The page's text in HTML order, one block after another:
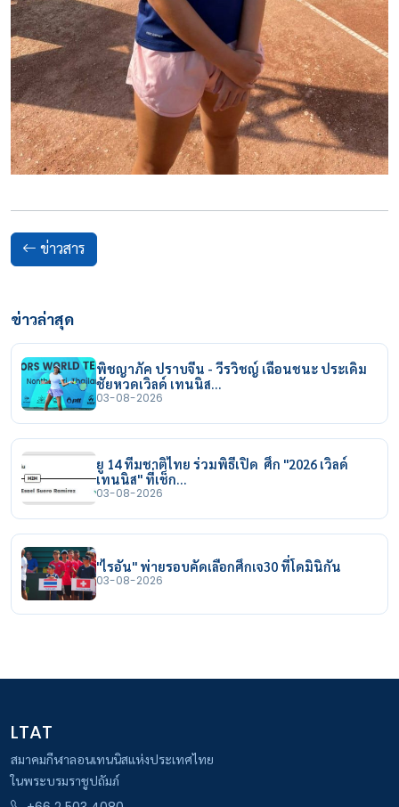
ข่าวสาร
ข่าวล่าสุด
พิชญาภัค ปราบจีน - วีรวิชญ์ เฉือนชนะ ประเดิม
ชัยหวดเวิลด์ เทนนิส…
03-08-2026
ยู 14 ทีมชาติไทย ร่วมพิธีเปิด ศึก "2026 เวิลด์
เทนนิส" ที่เช็ก…
03-08-2026
"ไรอัน" พ่ายรอบคัดเลือกศึกเจ30 ที่โดมินิกัน
03-08-2026
LTAT
สมาคมกีฬาลอนเทนนิสแห่งประเทศไทย
ในพระบรมราชูปถัมภ์